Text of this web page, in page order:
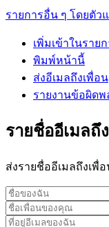
รายการอื่น ๆ โดยตัว
เพิ่มเข้าในราย
พิมพ์หน้านี้
ส่งอีเมลถึงเพื่อน
รายงานข้อผิดพ
รายชื่ออีเมลถึ
ส่งรายชื่ออีเมลถึงเพื่